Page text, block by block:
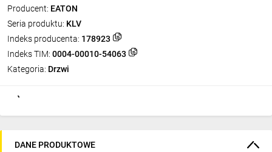
Producent: EATON
Seria produktu: KLV
Indeks producenta: 178923
Indeks TIM: 0004-00010-54063
Kategoria: Drzwi
DANE PRODUKTOWE